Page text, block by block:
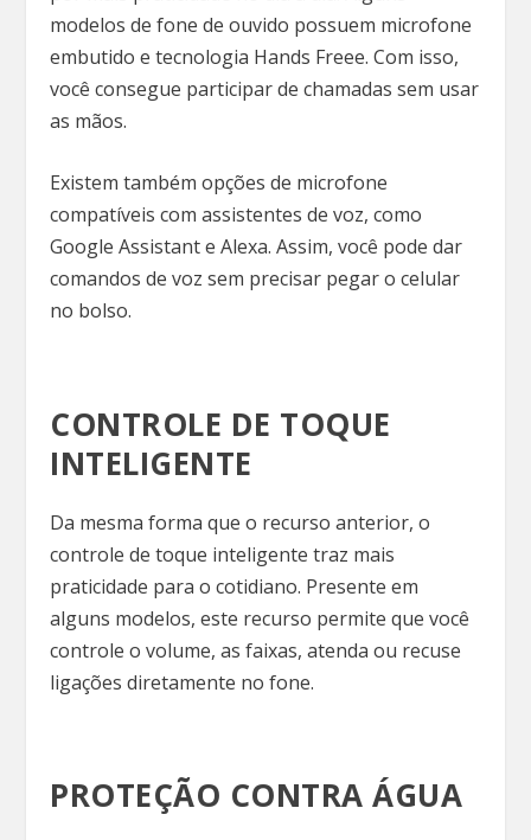
modelos de fone de ouvido possuem microfone
embutido e tecnologia Hands Freee. Com isso,
você consegue participar de chamadas sem usar
as mãos.
Existem também opções de microfone
compatíveis com assistentes de voz, como
Google Assistant e Alexa. Assim, você pode dar
comandos de voz sem precisar pegar o celular
no bolso.
CONTROLE DE TOQUE
INTELIGENTE
Da mesma forma que o recurso anterior, o
controle de toque inteligente traz mais
praticidade para o cotidiano. Presente em
alguns modelos, este recurso permite que você
controle o volume, as faixas, atenda ou recuse
ligações diretamente no fone.
PROTEÇÃO CONTRA ÁGUA